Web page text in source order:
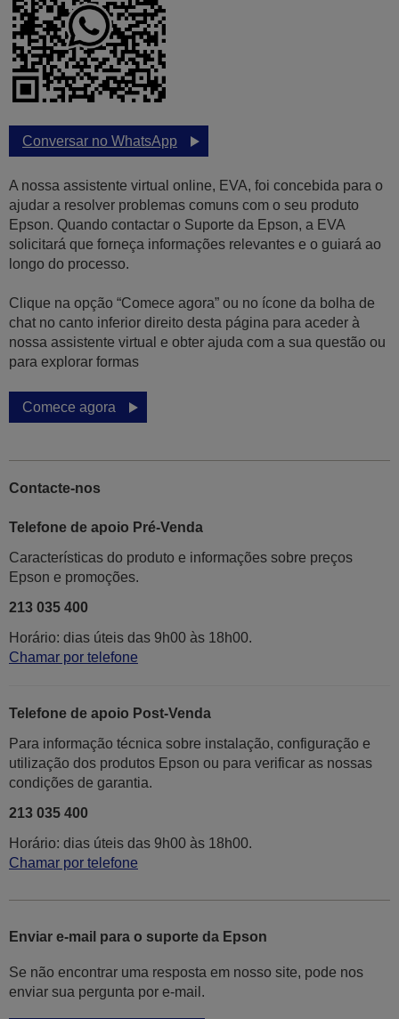
Conversar no WhatsApp
A nossa assistente virtual online, EVA, foi concebida para o
ajudar a resolver problemas comuns com o seu produto
Epson. Quando contactar o Suporte da Epson, a EVA
solicitará que forneça informações relevantes e o guiará ao
longo do processo.
Clique na opção “Comece agora” ou no ícone da bolha de
chat no canto inferior direito desta página para aceder à
nossa assistente virtual e obter ajuda com a sua questão ou
para explorar formas
Comece agora
Contacte-nos
Telefone de apoio Pré-Venda
Características do produto e informações sobre preços
Epson e promoções.
213 035 400
Horário: dias úteis das 9h00 às 18h00.
Chamar por telefone
Telefone de apoio Post-Venda
Para informação técnica sobre instalação, configuração e
utilização dos produtos Epson ou para verificar as nossas
condições de garantia.
213 035 400
Horário: dias úteis das 9h00 às 18h00.
Chamar por telefone
Enviar e-mail para o suporte da Epson
Se não encontrar uma resposta em nosso site, pode nos
enviar sua pergunta por e-mail.